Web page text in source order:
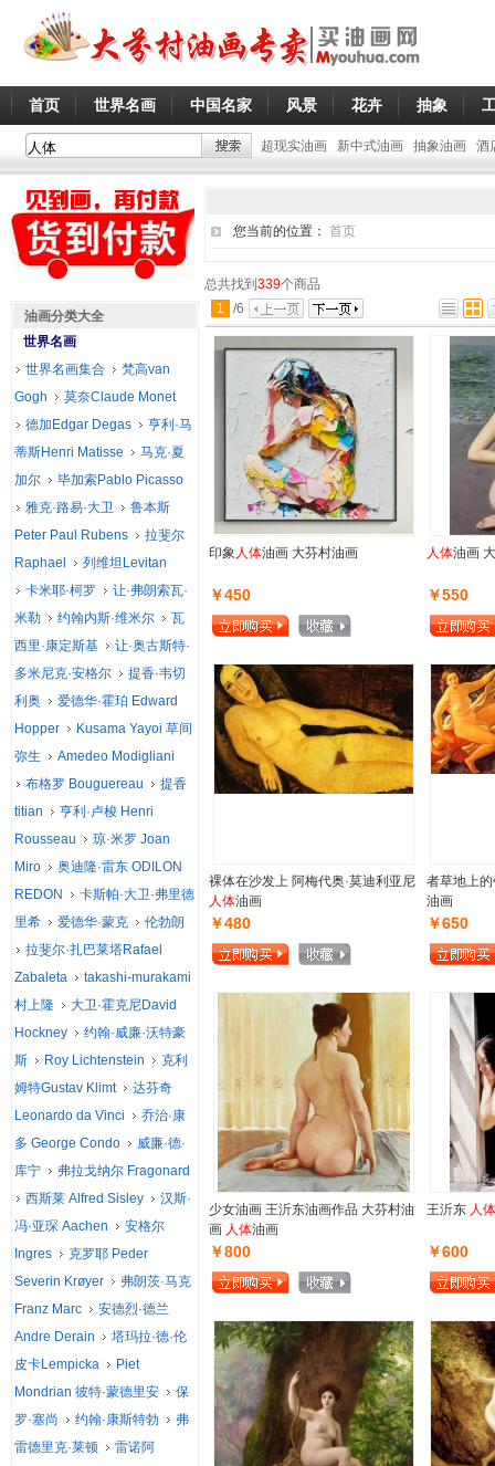
首页 世界名画 中国名家 风景 花卉 抽象
超现实油画 新中式油画 抽象油画 酒
您当前的位置： 首页
总共找到 339个商品
1
/6
印象 人体油画 大芬村油画
￥450
人体油画
￥550
裸体在沙发上 阿梅代奥·莫迪利亚尼
人体油画
￥480
者草地上
油画
￥650
少女油画 王沂东油画作品 大芬村油
画 人体油画
￥800
王沂东 人体
￥600
油画分类大全
世界名画
世界名画集合
梵高van
Gogh
莫奈Claude Monet
德加Edgar Degas
亨利·马
蒂斯Henri Matisse
马克·夏
加尔
毕加索Pablo Picasso
雅克·路易·大卫
鲁本斯
Peter Paul Rubens
拉斐尔
Raphael
列维坦Levitan
卡米耶·柯罗
让·弗朗索瓦·
米勒
约翰内斯·维米尔
瓦
西里·康定斯基
让·奥古斯特·
多米尼克·安格尔
提香·韦切
利奥
爱德华·霍珀 Edward
Hopper
Kusama Yayoi 草间
弥生
Amedeo Modigliani
布格罗 Bouguereau
提香
titian
亨利·卢梭 Henri
Rousseau
琼·米罗 Joan
Miro
奥迪隆·雷东 ODILON
REDON
卡斯帕·大卫·弗里德
里希
爱德华·蒙克
伦勃朗
拉斐尔·扎巴莱塔Rafael
Zabaleta
takashi-murakami
村上隆
大卫·霍克尼David
Hockney
约翰·威廉·沃特豪
斯
Roy Lichtenstein
克利
姆特Gustav Klimt
达芬奇
Leonardo da Vinci
乔治·康
多 George Condo
威廉·德·
库宁
弗拉戈纳尔 Fragonard
西斯莱 Alfred Sisley
汉斯·
冯·亚琛 Aachen
安格尔
Ingres
克罗耶 Peder
Severin Krøyer
弗朗茨·马克
Franz Marc
安德烈·德兰
Andre Derain
塔玛拉·德·伦
皮卡Lempicka
Piet
Mondrian 彼特·蒙德里安
保
罗·塞尚
约翰·康斯特勃
弗
雷德里克·莱顿
雷诺阿